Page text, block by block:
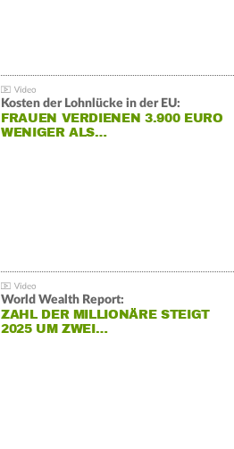
Kosten der Lohnlücke in der EU:
FRAUEN VERDIENEN 3.900 EURO
WENIGER ALS…
World Wealth Report:
ZAHL DER MILLIONÄRE STEIGT
2025 UM ZWEI…